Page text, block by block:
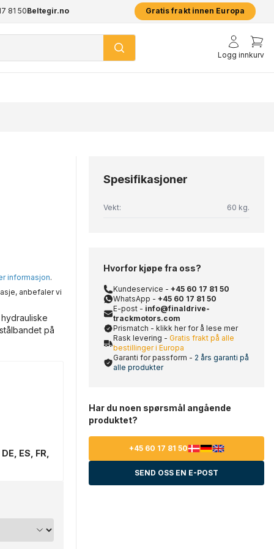
2 års garanti på alle produkter Prisgaranti - klikk her for å lese mer
81 50Beltegir.no Gratis frakt innen Europa
Logg innkurv
informasjon.
anbefaler vi
på
ES, FR,
Spesifikasjoner
Vekt: 60 kg.
Hvorfor kjøpe fra oss?
Kundeservice - +45 60 17 81 50
WhatsApp - +45 60 17 81 50
E-post - info@finaldrive-
trackmotors.com
Prismatch - klikk her for å lese mer
Rask levering - Gratis frakt på alle
bestillinger i Europa
Garanti for passform - 2 års garanti på
alle produkter
Har du noen spørsmål angående
produktet?
+45 60 17 81 50
SEND OSS EN E-POST